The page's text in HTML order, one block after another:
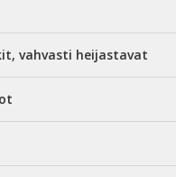
vahvasti heijastavat